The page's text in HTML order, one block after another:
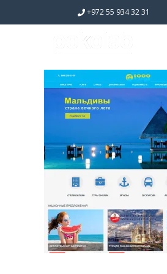
+972 55 934 32 31